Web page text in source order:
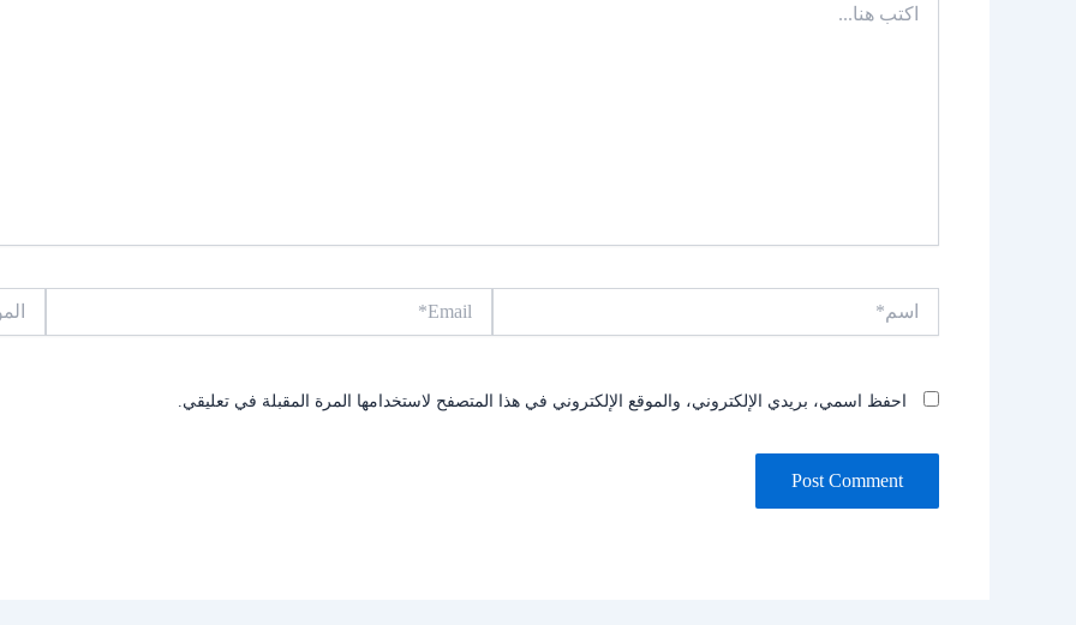
هنا...
احفظ اسمي، بريدي الإلكتروني، والموقع الإلكتروني في هذا المتصفح لاستخدامها المرة المقبلة في تعليقي.